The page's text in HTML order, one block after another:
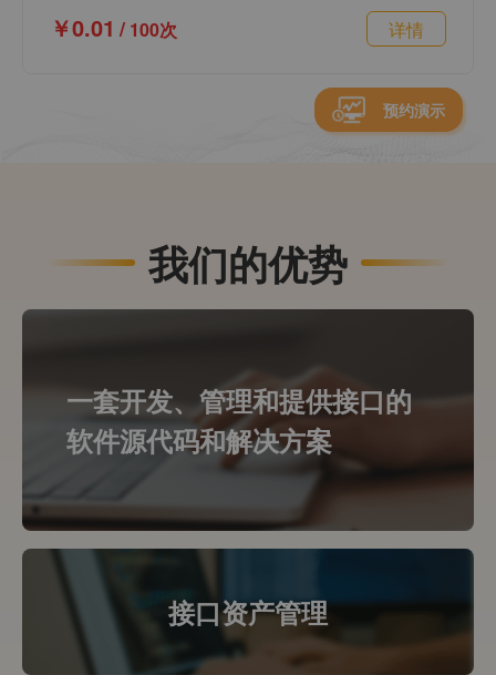
￥0.01 / 100次 详情
我们的优势
一套开发、管理和提供接口的
软件源代码和解决方案
接口资产管理
预约演示